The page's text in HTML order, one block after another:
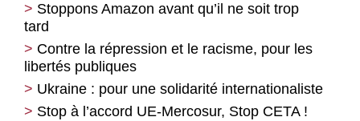
Stoppons Amazon avant qu’il ne soit trop
tard
Contre la répression et le racisme, pour les
libertés publiques
Ukraine : pour une solidarité internationaliste
Stop à l’accord UE-Mercosur, Stop CETA !